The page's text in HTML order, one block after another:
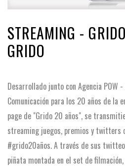
STREAMING -
GRIDO
Desarrollado junto con Agencia POW
Comunicación para los 20 años de la
page de "Grido 20 años", se
streaming juegos, premios y twitters
#grido20años. A través de sus
piñata montada en el set de